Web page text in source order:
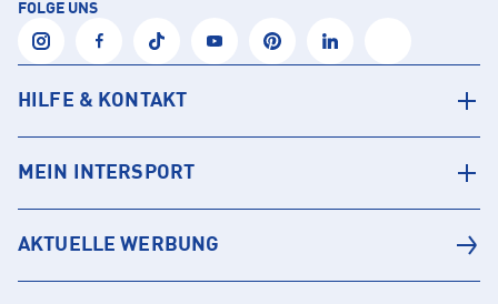
FOLGE UNS
HILFE & KONTAKT
MEIN INTERSPORT
AKTUELLE WERBUNG